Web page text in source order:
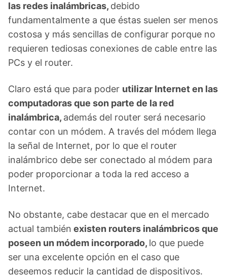
las redes inalámbricas, debido
fundamentalmente a que éstas suelen ser menos
costosa y más sencillas de configurar porque no
requieren tediosas conexiones de cable entre las
PCs y el router.
Claro está que para poder utilizar Internet en las
computadoras que son parte de la red
inalámbrica, además del router será necesario
contar con un módem. A través del módem llega
la señal de Internet, por lo que el router
inalámbrico debe ser conectado al módem para
poder proporcionar a toda la red acceso a
Internet.
No obstante, cabe destacar que en el mercado
actual también existen routers inalámbricos que
poseen un módem incorporado, lo que puede
ser una excelente opción en el caso que
deseemos reducir la cantidad de dispositivos.